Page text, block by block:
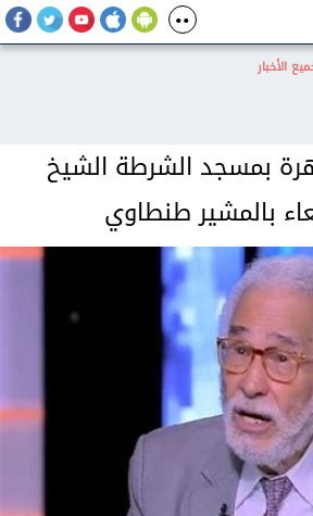
الأخبار
بمسجد الشرطة الشيخ
بالمشير طنطاوي